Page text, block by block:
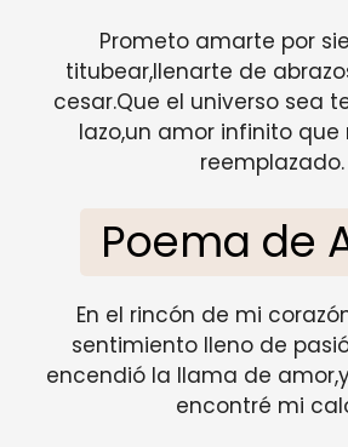
Prometo amarte por
titubear,llenarte de
cesar.Que el universo sea
lazo,un amor infinito que
reemplazado.
Poema de
En el rincón de mi
sentimiento lleno de
encendió la llama de
encontré mi